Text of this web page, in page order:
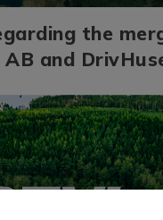
the
and